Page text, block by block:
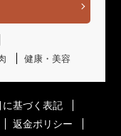
健康・美容
に基づく表記
返金ポリシー